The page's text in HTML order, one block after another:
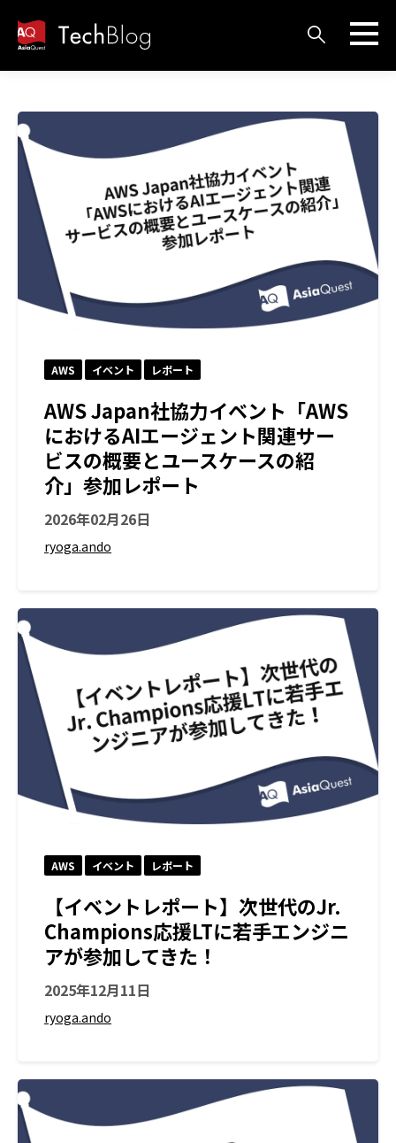
AWS イベント レポート
AWS Japan社協力イベント「AWS
におけるAIエージェント関連サー
ビスの概要とユースケースの紹
介」参加レポート
2026年02月26日
ryoga.ando
AWS イベント レポート
【イベントレポート】次世代のJr.
Champions応援LTに若手エンジニ
アが参加してきた！
2025年12月11日
ryoga.ando